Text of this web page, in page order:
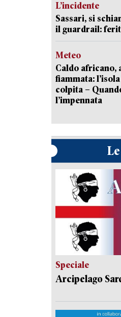
L’incidente
Sassari, si
il guardrail:
Meteo
Caldo africano,
fiammata:
colpita –
l’impennata
Speciale
Arcipelago